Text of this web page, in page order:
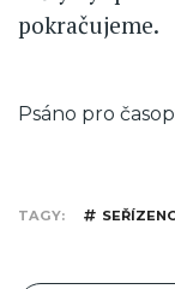
pokračujeme.
Psáno pro
TAGY